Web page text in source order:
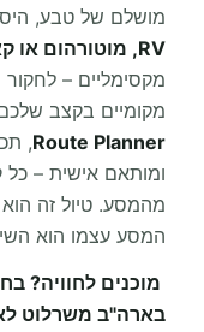
מושלם של טבע,
RV, מוטורהום או קאמפרואן
מקסימליים – לחקור
מקומיים בקצב
Route Planner
,
ומותאם אישית –
מהמסע. טיול זה
המסע עצמו הוא
מוכנים לחוויה?
בארה"ב משרלוט